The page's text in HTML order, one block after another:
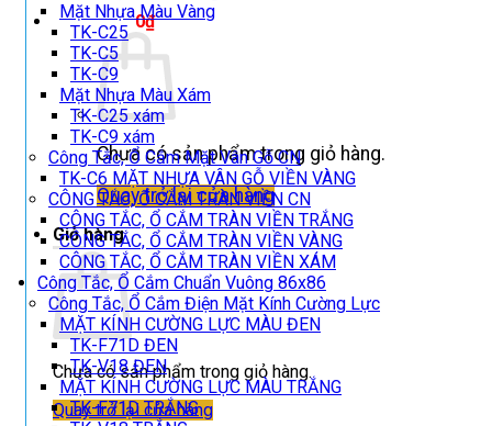
Giỏ hàng /0₫
Chưa có sản phẩm trong giỏ hàng.
Quay trở lại cửa hàng
Giỏ hàng
Chưa có sản phẩm trong giỏ hàng.
Quay trở lại cửa hàng
Mặt Nhựa Màu Vàng
TK-C25
TK-C5
TK-C9
Mặt Nhựa Màu Xám
TK-C25 xám
TK-C9 xám
Công Tắc, Ổ Cắm Mặt Vân Gỗ CN
TK-C6 MẶT NHỰA VÂN GỖ VIỀN VÀNG
CÔNG TẮC, Ổ CẮM TRÀN VIỀN CN
CÔNG TẮC, Ổ CẮM TRÀN VIỀN TRẮNG
CÔNG TẮC, Ổ CẮM TRÀN VIỀN VÀNG
CÔNG TẮC, Ổ CẮM TRÀN VIỀN XÁM
Công Tắc, Ổ Cắm Chuẩn Vuông 86x86
Công Tắc, Ổ Cắm Điện Mặt Kính Cường Lực
MẶT KÍNH CƯỜNG LỰC MÀU ĐEN
TK-F71D ĐEN
TK-V18 ĐEN
MẶT KÍNH CƯỜNG LỰC MÀU TRẮNG
TK-F71D TRẮNG